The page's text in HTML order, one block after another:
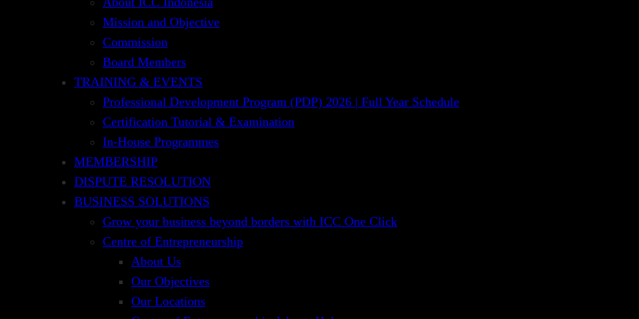
Mission and Objective
Commission
Board Members
TRAINING & EVENTS
Professional Development Program (PDP) 2026 | Full Year Schedule
Certification Tutorial & Examination
In-House Programmes
MEMBERSHIP
DISPUTE RESOLUTION
BUSINESS SOLUTIONS
Grow your business beyond borders with ICC One Click
Centre of Entrepreneurship
About Us
Our Objectives
Our Locations
Memberikan penjelasan mendalam perihal Rules UCP600 dan ISBP745 terkait dengan
dokumen transport
CAKUPAN PEMBELAJARAN
Pegawai / staf junior sampai
dengan senior yang terkait
dengan penanganan dokumen
ekspor-impor baik di perbankan
maupun manufaktur atau trading:
Staf Trade Product / Trade
Operations perbankan
Staf Div. Finance / Logistik
perusahaan manufaktur atau